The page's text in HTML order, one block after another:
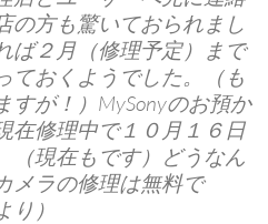
の方も驚いておられまし
ば２月（修理予定）まで
ておくようでした。（も
すが！）MySonyのお預か
在修理中で１０月１６日
（現在もです）どうなん
メラの修理は無料で
）